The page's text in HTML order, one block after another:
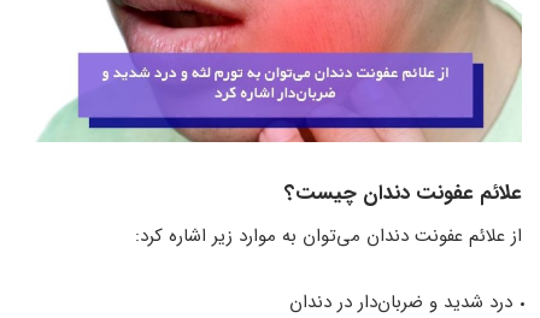
علائم عفونت دندان چیست؟
از علائم عفونت دندان می‌توان به موارد زیر اشاره کرد:
درد شدید و ضربان‌دار در دندان